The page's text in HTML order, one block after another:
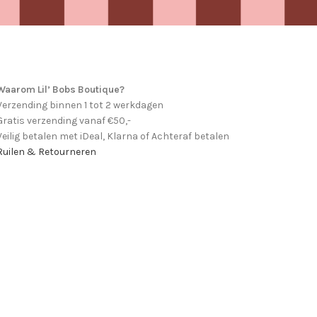
Lil’ Bobs Boutique?
binnen 1 tot 2 werkdagen
verzending vanaf €50,-
betalen met iDeal, Klarna of Achteraf betalen
& Retourneren